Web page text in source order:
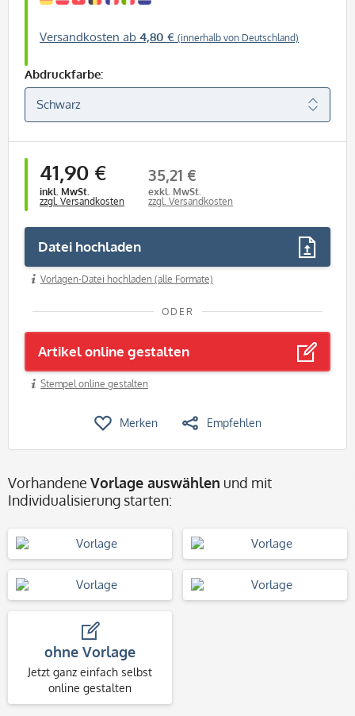
Versandkosten ab 4,80 € (innerhalb von Deutschland)
Abdruckfarbe:
41,90 €
inkl. MwSt.
zzgl. Versandkosten
35,21 €
exkl. MwSt.
zzgl. Versandkosten
Datei hochladen
Vorlagen-Datei hochladen (alle Formate)
ODER
Artikel online gestalten
Stempel online gestalten
Merken Empfehlen
Vorhandene Vorlage auswählen und mit
Individualisierung starten:
ohne Vorlage
Jetzt ganz einfach selbst
online gestalten